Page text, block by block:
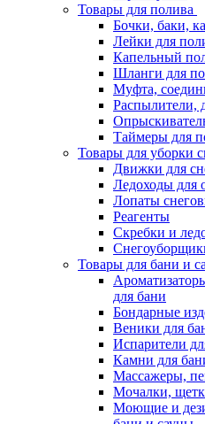
Товары для полива
Бочки, баки,
Лейки для
Капельный
Шланги для
Муфта,
Распылители,
Таймеры для
Товары для уборки
Движки для
Ледоходы для
Лопаты
Реагенты
Скребки и
Товары для бани и
для бани
Бондарные
Веники для
Испарители
Камни для
Массажеры,
Мочалки,
Моющие и